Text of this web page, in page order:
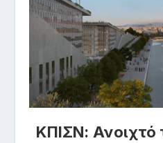
ΚΠΙΣΝ: Ανοιχτό